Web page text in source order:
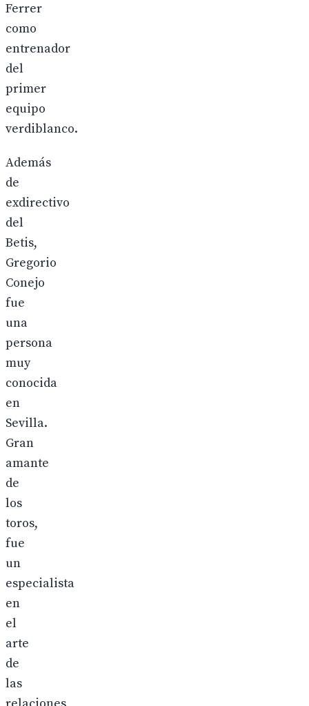
Ferrer
como
entrenador
del
primer
equipo
verdiblanco.
Además
de
exdirectivo
del
Betis,
Gregorio
Conejo
fue
una
persona
muy
conocida
en
Sevilla.
Gran
amante
de
los
toros,
fue
un
especialista
en
el
arte
de
las